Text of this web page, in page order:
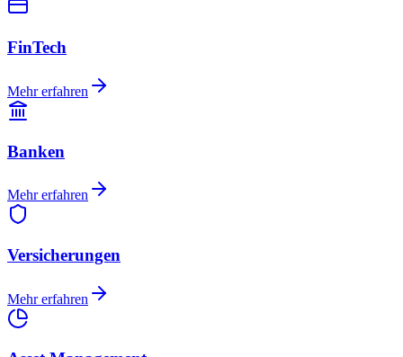
FinTech
Mehr erfahren
Banken
Mehr erfahren
Versicherungen
Mehr erfahren